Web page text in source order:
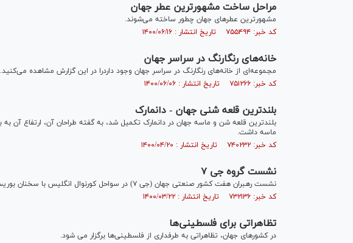
مراحل ساخت مشهورترین عطر جهان
مشهورترین عطر‌های جهان چطور ساخته می‌شوند.
کد خبر: ۷۵۵۴۹۴ تاریخ انتشار : ۱۴۰۰/۰۶/۱۶
خانه‌های رنگارنگ در سراسر جهان
مجموعه‌ای از خانه‌های رنگارنگ در سراسر جهان وجود داردرا در این گزارش مشاهده می‌کنید.
کد خبر: ۷۵۱۲۶۶ تاریخ انتشار : ۱۴۰۰/۰۶/۰۶
بلندترین قلعه شنی جهان - دانمارک
ماسه داشت.
کد خبر: ۷۴۰۲۳۲ تاریخ انتشار : ۱۴۰۰/۰۴/۲۰
نشست گروه جی ۷
نشست رهبران هفت کشور صنعتی جهان (جی ۷) در سواحل کورنوال انگلیس با سخنان بوریس جانسون، نخست وزیر این کشور آغاز شد.
کد خبر: ۷۳۲۱۳۶ تاریخ انتشار : ۱۴۰۰/۰۳/۲۲
تظاهراتی برای فلسطینی‌ها
در کشور‌های جهان، تظاهراتی به طرفداری از فلسطینی‌ها برگزار می شود.